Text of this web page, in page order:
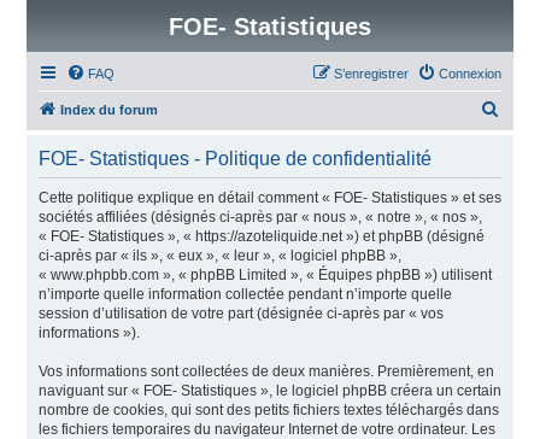
FOE- Statistiques
FAQ Connexion
S’enregistrer
Index du forum
h
FOE- Statistiques - Politique de confidentialité
Cette politique explique en détail comment « FOE- Statistiques » et ses
sociétés affiliées (désignés ci-après par « nous », « notre », « nos »,
« FOE- Statistiques », « https://azoteliquide.net ») et phpBB (désigné
ci-après par « ils », « eux », « leur », « logiciel phpBB »,
« www.phpbb.com », « phpBB Limited », « Équipes phpBB ») utilisent
n’importe quelle information collectée pendant n’importe quelle
session d’utilisation de votre part (désignée ci-après par « vos
informations »).
Vos informations sont collectées de deux manières. Premièrement, en
naviguant sur « FOE- Statistiques », le logiciel phpBB créera un certain
nombre de cookies, qui sont des petits fichiers textes téléchargés dans
les fichiers temporaires du navigateur Internet de votre ordinateur. Les